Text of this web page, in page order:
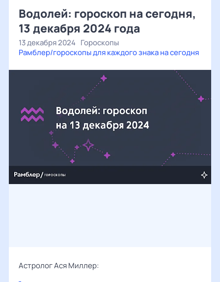
Водолей: гороскоп на сегодня,
13 декабря 2024 года
13 декабря 2024 Гороскопы
Рамблер/гороскопы для каждого знака на сегодня
Астролог Ася Миллер: